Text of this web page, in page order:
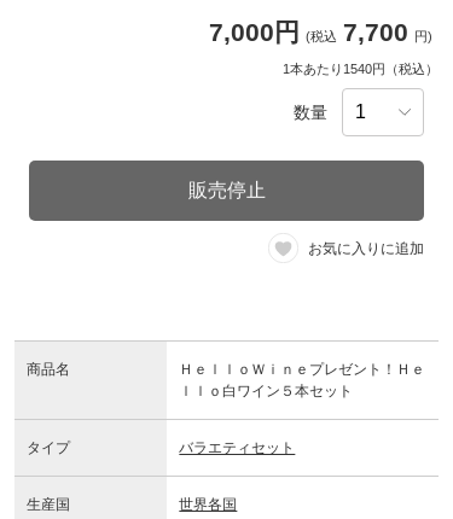
7,000円 (税込 7,700 円)
1本あたり1540円（税込）
数量
販売停止
お気に入りに追加
商品名
ＨｅｌｌｏＷｉｎｅプレゼント！Ｈｅ
ｌｌｏ白ワイン５本セット
タイプ バラエティセット
生産国 世界各国